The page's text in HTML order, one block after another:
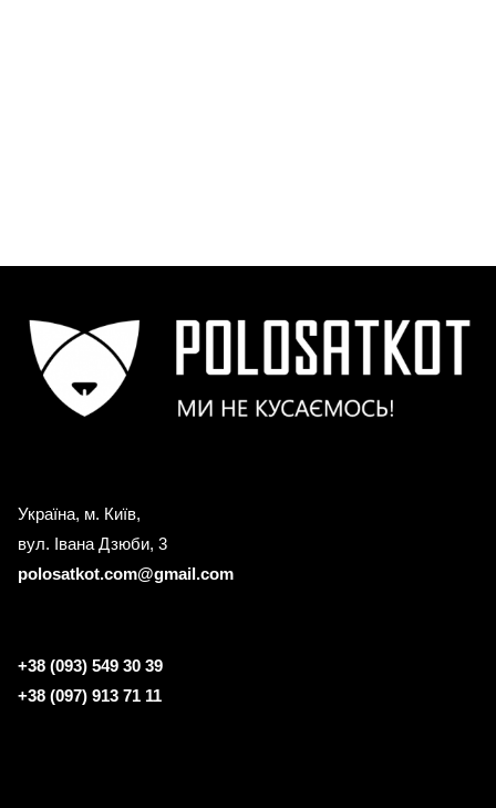
Україна, м. Київ,
вул. Івана Дзюби, 3
polosatkot.com@gmail.com
+38 (093) 549 30 39
+38 (097) 913 71 11